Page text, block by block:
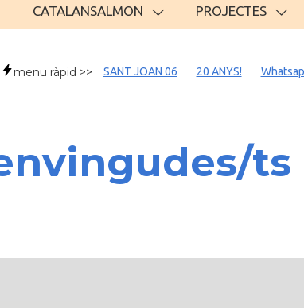
CATALANSALMON PROJECTES
menu ràpid >> SANT JOAN 06 20 ANYS!
ts